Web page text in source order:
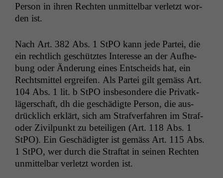
Per­son in ihren Recht­en unmit­tel­bar ver­let­zt wor­
den ist.
Nach Art. 382 Abs. 1 StPO kann jede Partei, die
ein rechtlich geschütztes Inter­esse an der Aufhe­
bung oder Änderung eines Entschei­ds hat, ein
Rechtsmit­tel ergreifen. Als Partei gilt gemäss Art.
104 Abs. 1 lit. b StPO ins­beson­dere die Pri­vatk­
läger­schaft, dh die geschädigte Per­son, die aus­
drück­lich erk­lärt, sich am Strafver­fahren im Straf-
oder Zivilpunkt zu beteili­gen (Art. 118 Abs. 1
StPO). Ein Geschädigter ist gemäss Art. 115 Abs.
1 StPO, wer durch die Straftat in seinen Recht­en
unmit­tel­bar ver­let­zt wor­den ist.